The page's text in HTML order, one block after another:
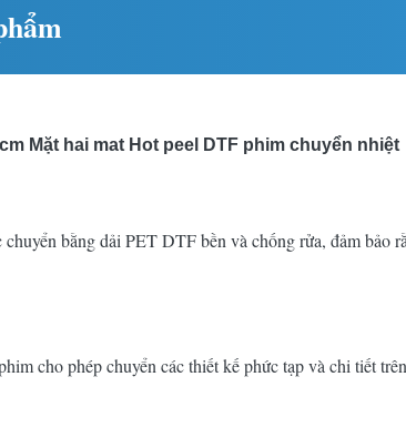
Mặt hai mat Hot peel DTF phim chuyển nhiệt
bằng dải PET DTF bền và chống rửa, đảm
cho phép chuyển các thiết kế phức tạp và chi tiết